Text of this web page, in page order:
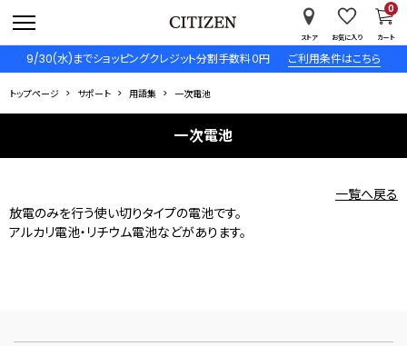
9/30(水)までショッピングクレジット分割手数料０円 ご利用条件はこちら
ストア お気に入り カート
0
トップページ サポート 用語集 一次電池
一次電池
一覧へ戻る
放電のみを行う使い切りタイプの電池です。
アルカリ電池・リチウム電池などがあります。